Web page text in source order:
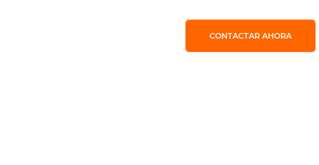
CONTACTAR AHORA